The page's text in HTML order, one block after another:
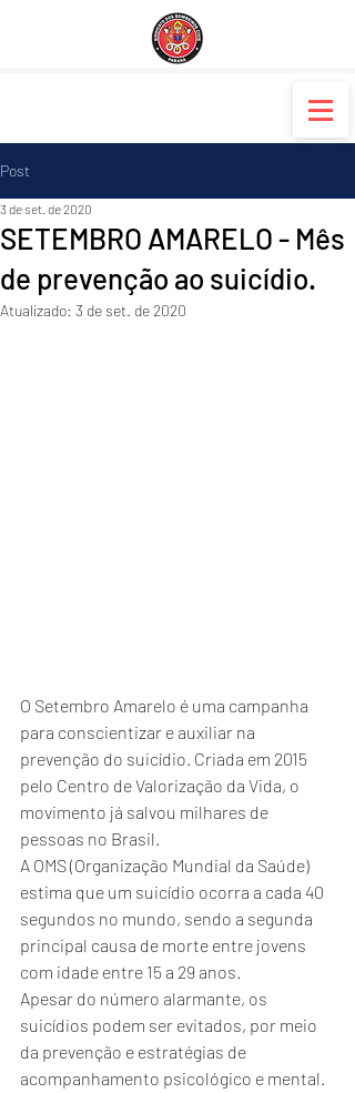
Post
SETEMBRO AMARELO - Mês
de prevenção ao suicídio.
3 de set. de 2020
Atualizado: 3 de set. de 2020
O Setembro Amarelo é uma campanha
para conscientizar e auxiliar na
prevenção do suicídio. Criada em 2015
pelo Centro de Valorização da Vida, o
movimento já salvou milhares de
pessoas no Brasil.
A OMS (Organização Mundial da Saúde)
estima que um suicídio ocorra a cada 40
segundos no mundo, sendo a segunda
principal causa de morte entre jovens
com idade entre 15 a 29 anos.
Apesar do número alarmante, os
suicídios podem ser evitados, por meio
da prevenção e estratégias de
acompanhamento psicológico e mental.